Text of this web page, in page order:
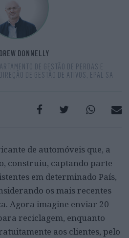
DONNELLY
DE GESTÃO DE PERDAS E
DE GESTÃO DE ATIVOS, EPAL SA
de automóveis que, a
construiu, captando parte
em determinado País,
os mais recentes
Agora imagine enviar 20
reciclagem, enquanto
aos clientes, pelo